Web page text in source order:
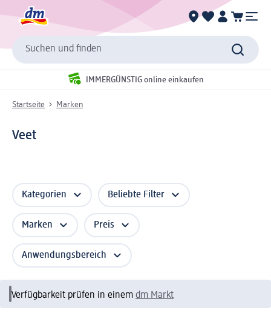
Suchen und finden
IMMERGÜNSTIG online einkaufen
Startseite Marken
Veet
Kategorien Beliebte Filter
Marken Preis
Anwendungsbereich
Verfügbarkeit prüfen in einem dm Markt